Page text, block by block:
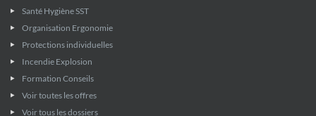
Santé Hygiène SST
Organisation Ergonomie
Protections individuelles
Incendie Explosion
Formation Conseils
Voir toutes les offres
Voir tous les dossiers